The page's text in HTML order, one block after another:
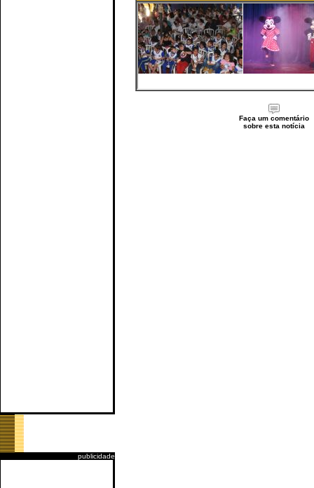
publicidade
Faça um comentário
sobre esta notícia